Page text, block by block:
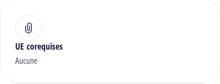
UE corequises
Aucune